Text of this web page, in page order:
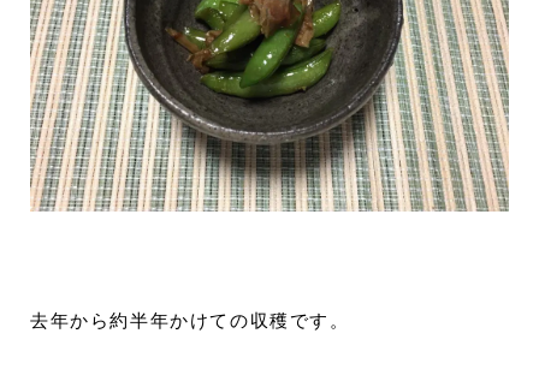
去年から約半年かけての収穫です。